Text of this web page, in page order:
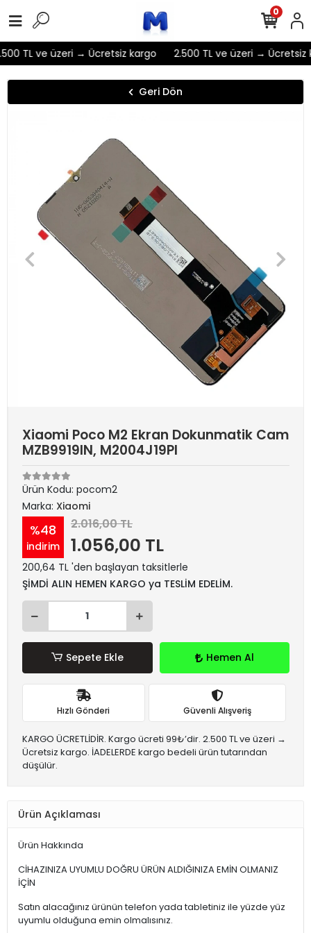
TL ve üzeri → Ücretsiz kargo 2.500 TL ve üzeri → Ücretsiz
0
Geri Dön
Xiaomi Poco M2 Ekran Dokunmatik Cam
MZB9919IN, M2004J19PI
Ürün Kodu: pocom2
Marka: Xiaomi
%48
indirim
2.016,00 TL
1.056,00 TL
200,64 TL 'den başlayan taksitlerle
ŞİMDİ ALIN HEMEN KARGO ya TESLİM EDELİM.
Sepete Ekle Hemen Al
Hızlı Gönderi Güvenli Alışveriş
KARGO ÜCRETLİDİR. Kargo ücreti 99₺’dir. 2.500 TL ve üzeri →
Ücretsiz kargo. İADELERDE kargo bedeli ürün tutarından
düşülür.
Ürün Açıklaması
Ürün Hakkında
CİHAZINIZA UYUMLU DOĞRU ÜRÜN ALDIĞINIZA EMİN OLMANIZ
İÇİN
Satın alacağınız ürünün telefon yada tabletiniz ile yüzde yüz
uyumlu olduğuna emin olmalısınız.